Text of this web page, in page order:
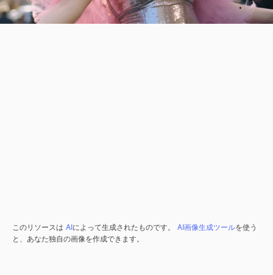
このリソースは AIによって生成されたものです。 AI画像生成ツールを使う
と、あなた独自の画像を作成できます。